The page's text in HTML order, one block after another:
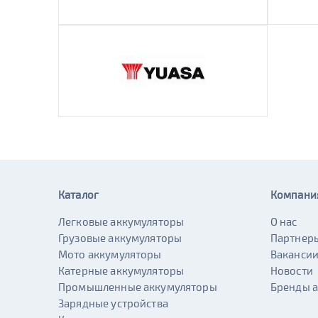
Каталог
Легковые аккумуляторы
Грузовые аккумуляторы
Мото аккумуляторы
Катерные аккумуляторы
Промышленные аккумуляторы
Зарядные устройства
О нас
Вакансии
Новости
Бренды